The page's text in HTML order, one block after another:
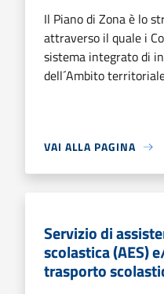
Il Piano di Zona è lo
attraverso il quale i
sistema integrato di
dell´Ambito
VAI ALLA PAGINA
Servizio di
scolastica (AES)
trasporto